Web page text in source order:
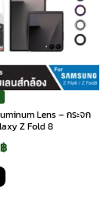
Lens – กระจก
Z Fold 8
฿Current